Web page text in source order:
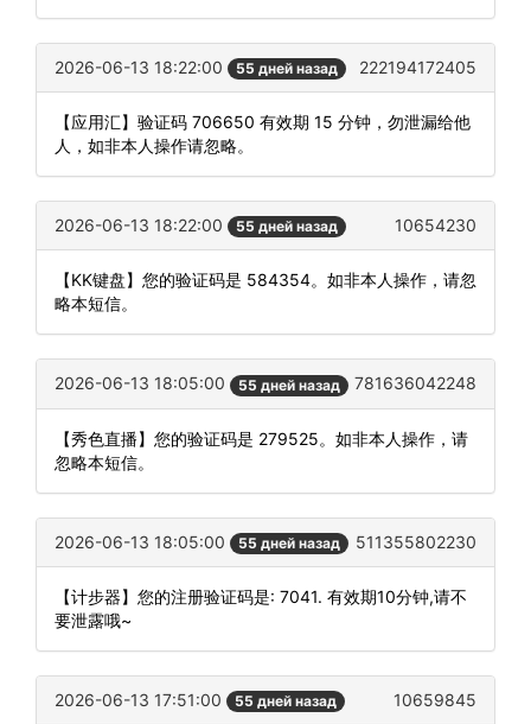
2026-06-13 18:22:00 55 дней назад 222194172405
【应用汇】验证码 706650 有效期 15 分钟，勿泄漏给他
人，如非本人操作请忽略。
2026-06-13 18:22:00 55 дней назад 10654230
【KK键盘】您的验证码是 584354。如非本人操作，请忽
略本短信。
2026-06-13 18:05:00 55 дней назад 781636042248
【秀色直播】您的验证码是 279525。如非本人操作，请
忽略本短信。
2026-06-13 18:05:00 55 дней назад 511355802230
【计步器】您的注册验证码是: 7041. 有效期10分钟,请不
要泄露哦~
2026-06-13 17:51:00 55 дней назад 10659845